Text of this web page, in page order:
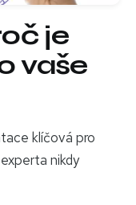
je
vaše
klíčová pro
nikdy